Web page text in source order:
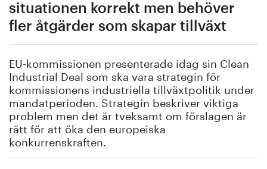
Forskning/utbildning
Energi/miljö
Vi tycker
Publicerat
Bildbank
Om oss
situationen korrekt men behöver
fler åtgärder som skapar tillväxt
EU-kommissionen presenterade idag sin Clean
Industrial Deal som ska vara strategin för
kommissionens industriella tillväxtpolitik under
mandatperioden. Strategin beskriver viktiga
problem men det är tveksamt om förslagen är
rätt för att öka den europeiska
konkurrenskraften.